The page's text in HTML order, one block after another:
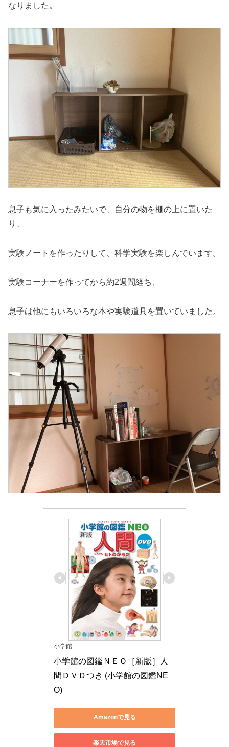
なりました。
息子も気に入ったみたいで、自分の物を棚の上に置いた
り、
実験ノートを作ったりして、科学実験を楽しんでいます。
実験コーナーを作ってから約2週間経ち、
息子は他にもいろいろな本や実験道具を置いていました。
小学館
小学館の図鑑ＮＥＯ［新版］人
間ＤＶＤつき (小学館の図鑑NE
O)
Amazonで見る
楽天市場で見る